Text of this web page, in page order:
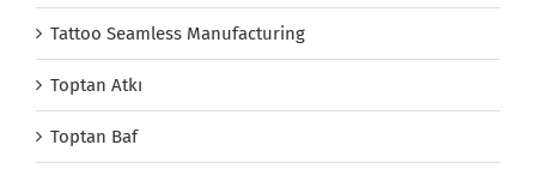
Tattoo Seamless Manufacturing
Toptan Atkı
Toptan Baf